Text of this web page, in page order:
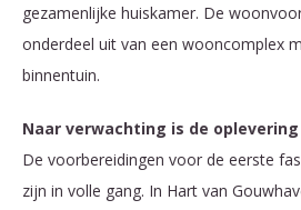
gezamenlijke huiskamer. De
onderdeel uit van een wooncomplex
binnentuin.
Naar verwachting is de oplevering
De voorbereidingen voor de eerste
zijn in volle gang. In Hart van